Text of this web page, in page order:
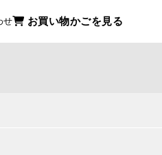
せ お買い物かごを見る